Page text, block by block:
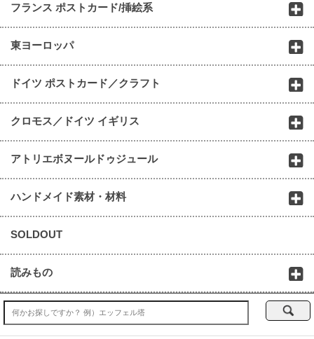
フランス ポストカード/挿絵系
東ヨーロッパ
ドイツ ポストカード／クラフト
クロモス／ドイツ イギリス
アトリエボヌールドゥジュール
ハンドメイド素材・材料
SOLDOUT
読みもの